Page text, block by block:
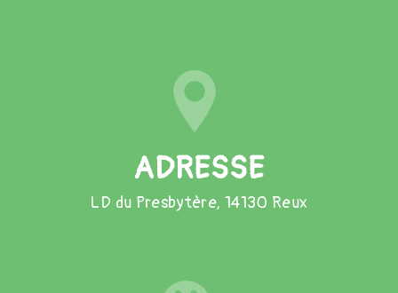
ADRESSE
LD du Presbytère, 14130 Reux